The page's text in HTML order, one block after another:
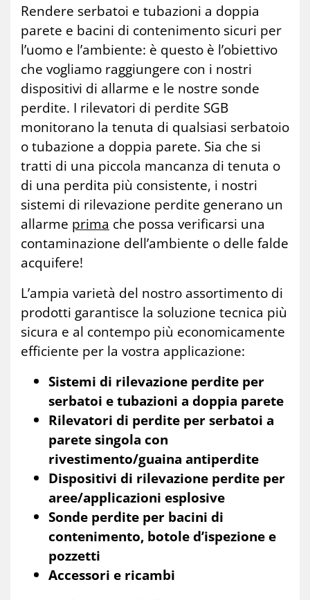
Rendere serbatoi e tubazioni a doppia
parete e bacini di contenimento sicuri per
l’uomo e l’ambiente: è questo è l’obiettivo
che vogliamo raggiungere con i nostri
dispositivi di allarme e le nostre sonde
perdite. I rilevatori di perdite SGB
monitorano la tenuta di qualsiasi serbatoio
o tubazione a doppia parete. Sia che si
tratti di una piccola mancanza di tenuta o
di una perdita più consistente, i nostri
sistemi di rilevazione perdite generano un
allarme prima che possa verificarsi una
contaminazione dell’ambiente o delle falde
acquifere!
L’ampia varietà del nostro assortimento di
prodotti garantisce la soluzione tecnica più
sicura e al contempo più economicamente
efficiente per la vostra applicazione:
Sistemi di rilevazione perdite per
serbatoi e tubazioni a doppia parete
Rilevatori di perdite per serbatoi a
parete singola con
rivestimento/guaina antiperdite
Dispositivi di rilevazione perdite per
aree/applicazioni esplosive
Sonde perdite per bacini di
contenimento, botole d’ispezione e
pozzetti
Accessori e ricambi